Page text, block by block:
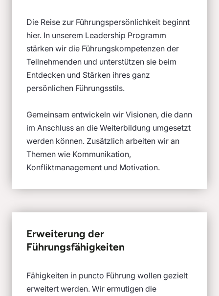
Die Reise zur Führungspersönlichkeit beginnt
hier. In unserem Leadership Programm
stärken wir die Führungskompetenzen der
Teilnehmenden und unterstützen sie beim
Entdecken und Stärken ihres ganz
persönlichen Führungsstils.
Gemeinsam entwickeln wir Visionen, die dann
im Anschluss an die Weiterbildung umgesetzt
werden können. Zusätzlich arbeiten wir an
Themen wie Kommunikation,
Konfliktmanagement und Motivation.
Erweiterung der
Führungsfähigkeiten
Fähigkeiten in puncto Führung wollen gezielt
erweitert werden. Wir ermutigen die